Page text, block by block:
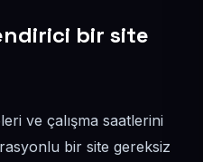
bir site
ve çalışma saatlerini
bir site gereksiz